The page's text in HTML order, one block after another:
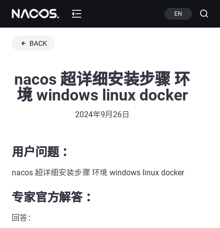
EN
BACK
nacos 超详细安装步骤 环
境 windows linux docker
2024年9月26日
用户问题 ：
nacos 超详细安装步骤 环境 windows linux docker
专家官方解答 ：
回答：